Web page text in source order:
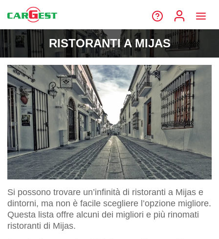
RISTORANTI A MIJAS
Si possono trovare un’infinità di ristoranti a Mijas e
dintorni, ma non è facile scegliere l’opzione migliore.
Questa lista offre alcuni dei migliori e più rinomati
ristoranti di Mijas.